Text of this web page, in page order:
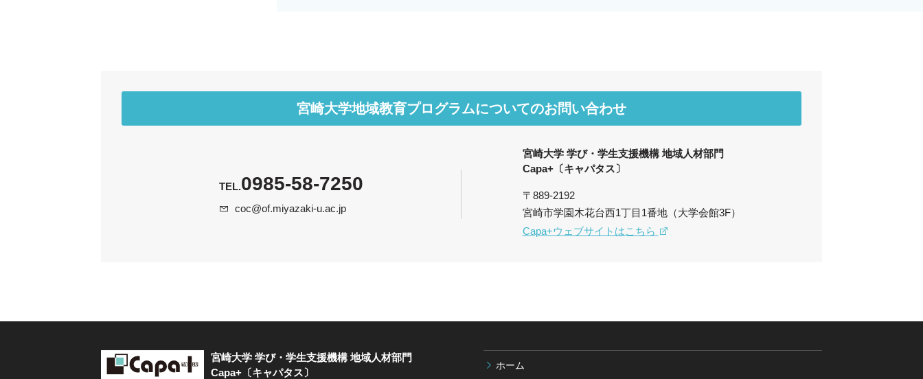
宮崎大学地域教育プログラムについてのお問い合わせ
TEL.0985-58-7250
coc@of.miyazaki-u.ac.jp
宮崎大学 学び・学生支援機構 地域人材部門
Capa+〔キャパタス〕
〒889-2192
宮崎市学園木花台西1丁目1番地（大学会館3F）
Capa+ウェブサイトはこちら
宮崎大学 学び・学生支援機構 地域人材部門
Capa+〔キャパタス〕
ホーム